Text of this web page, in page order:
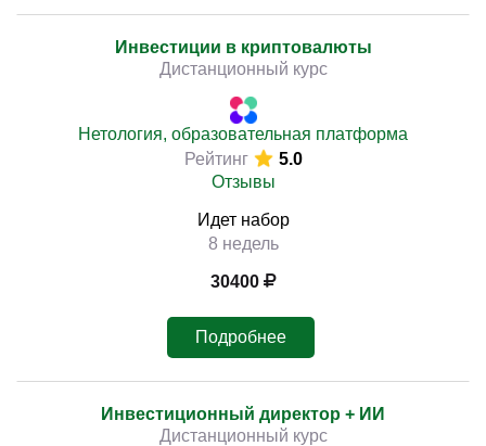
Инвестиции в криптовалюты
Дистанционный курс
Нетология, образовательная платформа
Рейтинг
5.0
Отзывы
Идет набор
8 недель
30400
Подробнее
Инвестиционный директор + ИИ
Дистанционный курс